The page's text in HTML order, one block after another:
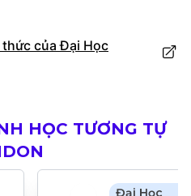
của Đại Học
HỌC TƯƠNG TỰ
Đại Học